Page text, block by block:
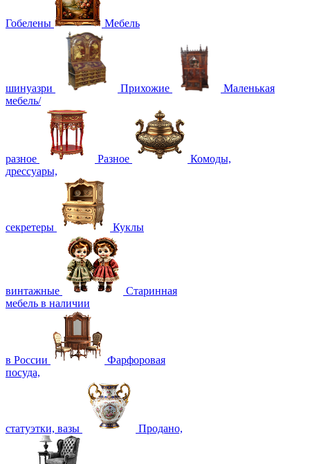
Гобелены Мебель
шинуазри Прихожие
Маленькая
мебель/
разное Разное
Комоды,
дрессуары,
секретеры Куклы
винтажные
Старинная
мебель в наличии
в России
Фарфоровая
посуда,
статуэтки, вазы Продано,